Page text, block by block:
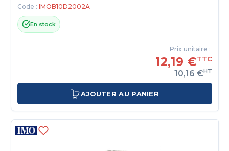
Code : IMOB10D2002A
En stock
Prix unitaire :
12,19 €TTC
10,16 €HT
AJOUTER AU PANIER